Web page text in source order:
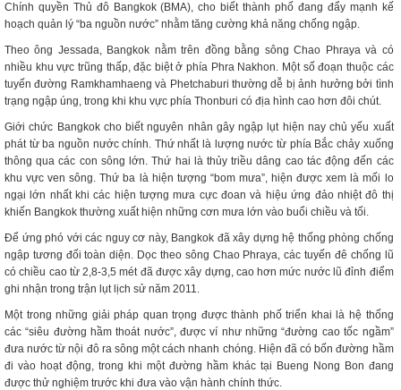
Chính quyền Thủ đô Bangkok (BMA), cho biết thành phố đang đẩy mạnh kế
hoạch quản lý “ba nguồn nước” nhằm tăng cường khả năng chống ngập.
Theo ông Jessada, Bangkok nằm trên đồng bằng sông Chao Phraya và có
nhiều khu vực trũng thấp, đặc biệt ở phía Phra Nakhon. Một số đoạn thuộc các
tuyến đường Ramkhamhaeng và Phetchaburi thường dễ bị ảnh hưởng bởi tình
trạng ngập úng, trong khi khu vực phía Thonburi có địa hình cao hơn đôi chút.
Giới chức Bangkok cho biết nguyên nhân gây ngập lụt hiện nay chủ yếu xuất
phát từ ba nguồn nước chính. Thứ nhất là lượng nước từ phía Bắc chảy xuống
thông qua các con sông lớn. Thứ hai là thủy triều dâng cao tác động đến các
khu vực ven sông. Thứ ba là hiện tượng “bom mưa”, hiện được xem là mối lo
ngại lớn nhất khi các hiện tượng mưa cực đoan và hiệu ứng đảo nhiệt đô thị
khiến Bangkok thường xuất hiện những cơn mưa lớn vào buổi chiều và tối.
Để ứng phó với các nguy cơ này, Bangkok đã xây dựng hệ thống phòng chống
ngập tương đối toàn diện. Dọc theo sông Chao Phraya, các tuyến đê chống lũ
có chiều cao từ 2,8-3,5 mét đã được xây dựng, cao hơn mức nước lũ đỉnh điểm
ghi nhận trong trận lụt lịch sử năm 2011.
Một trong những giải pháp quan trọng được thành phố triển khai là hệ thống
các “siêu đường hầm thoát nước”, được ví như những “đường cao tốc ngầm”
đưa nước từ nội đô ra sông một cách nhanh chóng. Hiện đã có bốn đường hầm
đi vào hoạt động, trong khi một đường hầm khác tại Bueng Nong Bon đang
được thử nghiệm trước khi đưa vào vận hành chính thức.